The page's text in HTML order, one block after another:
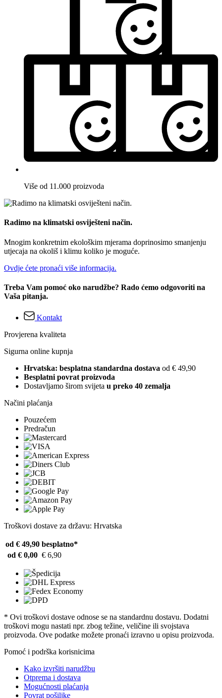
Više od 11.000 proizvoda
Radimo na klimatski osviješteni način.
Mnogim konkretnim ekološkim mjerama doprinosimo smanjenju
utjecaja na okoliš i klimu koliko je moguće.
Ovdje ćete pronaći više informacija.
Treba Vam pomoć oko narudžbe? Rado ćemo odgovoriti na
Vaša pitanja.
Kontakt
Provjerena kvaliteta
Sigurna online kupnja
Hrvatska: besplatna standardna dostava od € 49,90
Besplatni povrat proizvoda
Dostavljamo širom svijeta u preko 40 zemalja
Načini plaćanja
Pouzećem
Predračun
Troškovi dostave za državu: Hrvatska
od € 49,90 besplatno*
od € 0,00 € 6,90
* Ovi troškovi dostave odnose se na standardnu ​​dostavu. Dodatni
troškovi mogu nastati npr. zbog težine, veličine ili svojstava
proizvoda. Ove podatke možete pronaći izravno u opisu proizvoda.
Pomoć i podrška korisnicima
Kako izvršiti narudžbu
Otprema i dostava
Mogućnosti plaćanja
Povrat pošiljke